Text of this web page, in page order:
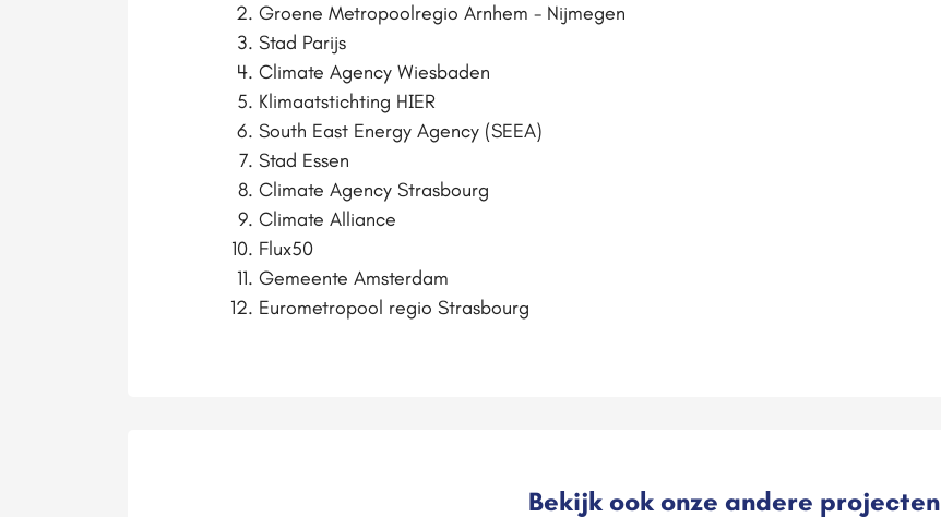
Groene Metropoolregio Arnhem - Nijmegen
Stad Parijs
Climate Agency Wiesbaden
Klimaatstichting HIER
South East Energy Agency (SEEA)
Stad Essen
Climate Agency Strasbourg
Climate Alliance
Flux50
Gemeente Amsterdam
Eurometropool regio Strasbourg
Bekijk ook onze andere projecten